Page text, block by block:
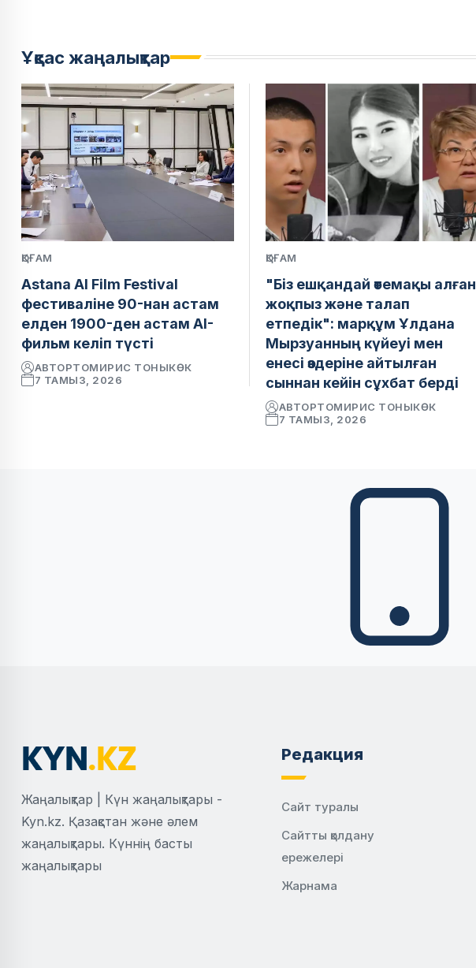
Ұқсас жаңалықтар
ҚОҒАМ
Astana AI Film Festival
фестиваліне 90-нан астам
елден 1900-ден астам AI-
фильм келіп түсті
АВТОРТОМИРИС ТОНЫКӨК
7 ТАМЫЗ, 2026
ҚОҒАМ
"Біз ешқандай өтемақы алған
жоқпыз және талап
етпедік": марқұм Ұлдана
Мырзуанның күйеуі мен
енесі өздеріне айтылған
сыннан кейін сұхбат берді
АВТОРТОМИРИС ТОНЫКӨК
7 ТАМЫЗ, 2026
Жаңалықтар | Күн жаңалықтары -
Kyn.kz. Қазақстан және әлем
жаңалықтары. Күннің басты
жаңалықтары
Редакция
Сайт туралы
Сайтты қолдану
ережелері
Жарнама